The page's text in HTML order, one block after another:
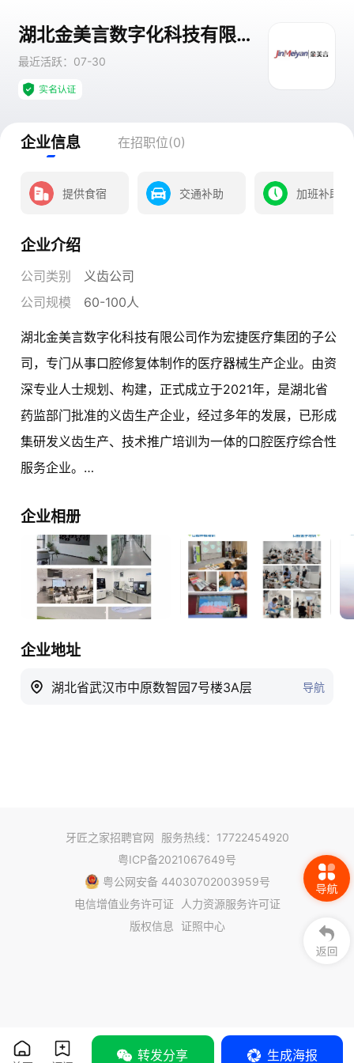
湖北金美言数字化科技有限公司
最近活跃：07-30
企业信息 在招职位(0)
提供食宿 交通补助 加班补助
企业介绍
公司类别
义齿公司
公司规模
60-100人
湖北金美言数字化科技有限公司作为宏捷医疗集团的子公
司，专门从事口腔修复体制作的医疗器械生产企业。由资
深专业人士规划、构建，正式成立于2021年，是湖北省
药监部门批准的义齿生产企业，经过多年的发展，已形成
集研发义齿生产、技术推广培训为一体的口腔医疗综合性
服务企业。
代理产品有士卓曼、美格真、创英种植、3M-LAVA全瓷
系列产品；登腾、有方CBCT;埃蒙迪、欧欧医疗球型托槽
正畸系列产品；啄木鸟全系列产品；蓝野、西诺系列产
品；上海宣宇医用边柜系列；美国科尔修复系列产品；日
本马尼车针等国内外知名品牌产品。
公司拥有国际先进的牙科工业智能制造设施，率先开启了
类固定、活动、口腔种植、口腔正畸等定制式口腔产品。
金美言公司产品被广泛应用于省内外的地级市三级甲等医
院、口腔专科医院等。
武汉市宏捷医疗器械有限公司创立于1999年，注册资本
齿加工、医疗设备、耗材销售的民营企业集团。
企业相册
企业地址
湖北省武汉市中原数智园7号楼3A层 导航
转发分享 生成海报
牙匠之家招聘官网
服务热线：17722454920
粤ICP备2021067649号
粤公网安备 44030702003959号
电信增值业务许可证
人力资源服务许可证
版权信息
证照中心